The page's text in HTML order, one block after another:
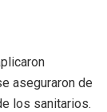
aseguraron de
los sanitarios.